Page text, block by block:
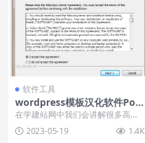
软件工具
wordpress模板汉化软件Poe
dit-1.8.6
在学建站网中我们会讲解很多高端
商业模板的使用，而很多商业模板
的原始出处是一些国外...
2023-05-19 1.4K